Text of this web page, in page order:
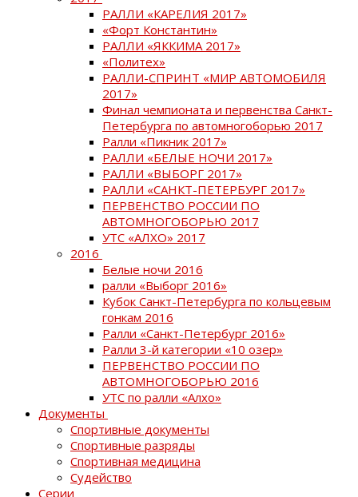
РАЛЛИ «КАРЕЛИЯ 2017»
«Форт Константин»
РАЛЛИ «ЯККИМА 2017»
«Политех»
РАЛЛИ-СПРИНТ «МИР АВТОМОБИЛЯ
2017»
Финал чемпионата и первенства Санкт-
Петербурга по автомногоборью 2017
Ралли «Пикник 2017»
РАЛЛИ «БЕЛЫЕ НОЧИ 2017»
РАЛЛИ «ВЫБОРГ 2017»
РАЛЛИ «САНКТ-ПЕТЕРБУРГ 2017»
ПЕРВЕНСТВО РОССИИ ПО
АВТОМНОГОБОРЬЮ 2017
УТС «АЛХО» 2017
2016
Белые ночи 2016
ралли «Выборг 2016»
Кубок Санкт-Петербурга по кольцевым
гонкам 2016
Ралли «Санкт-Петербург 2016»
Ралли 3-й категории «10 озер»
ПЕРВЕНСТВО РОССИИ ПО
АВТОМНОГОБОРЬЮ 2016
УТС по ралли «Алхо»
Документы
Спортивные документы
Спортивные разряды
Спортивная медицина
Судейство
Серии